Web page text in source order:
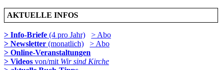
AKTUELLE INFOS
> Info-Briefe (4 pro Jahr)
> Abo
> Newsletter (monatlich)
> Abo
> Online-Veranstaltungen
> Videos von/mit Wir sind Kirche